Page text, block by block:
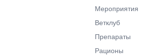
Мероприятия
Ветклуб
Препараты
Рационы